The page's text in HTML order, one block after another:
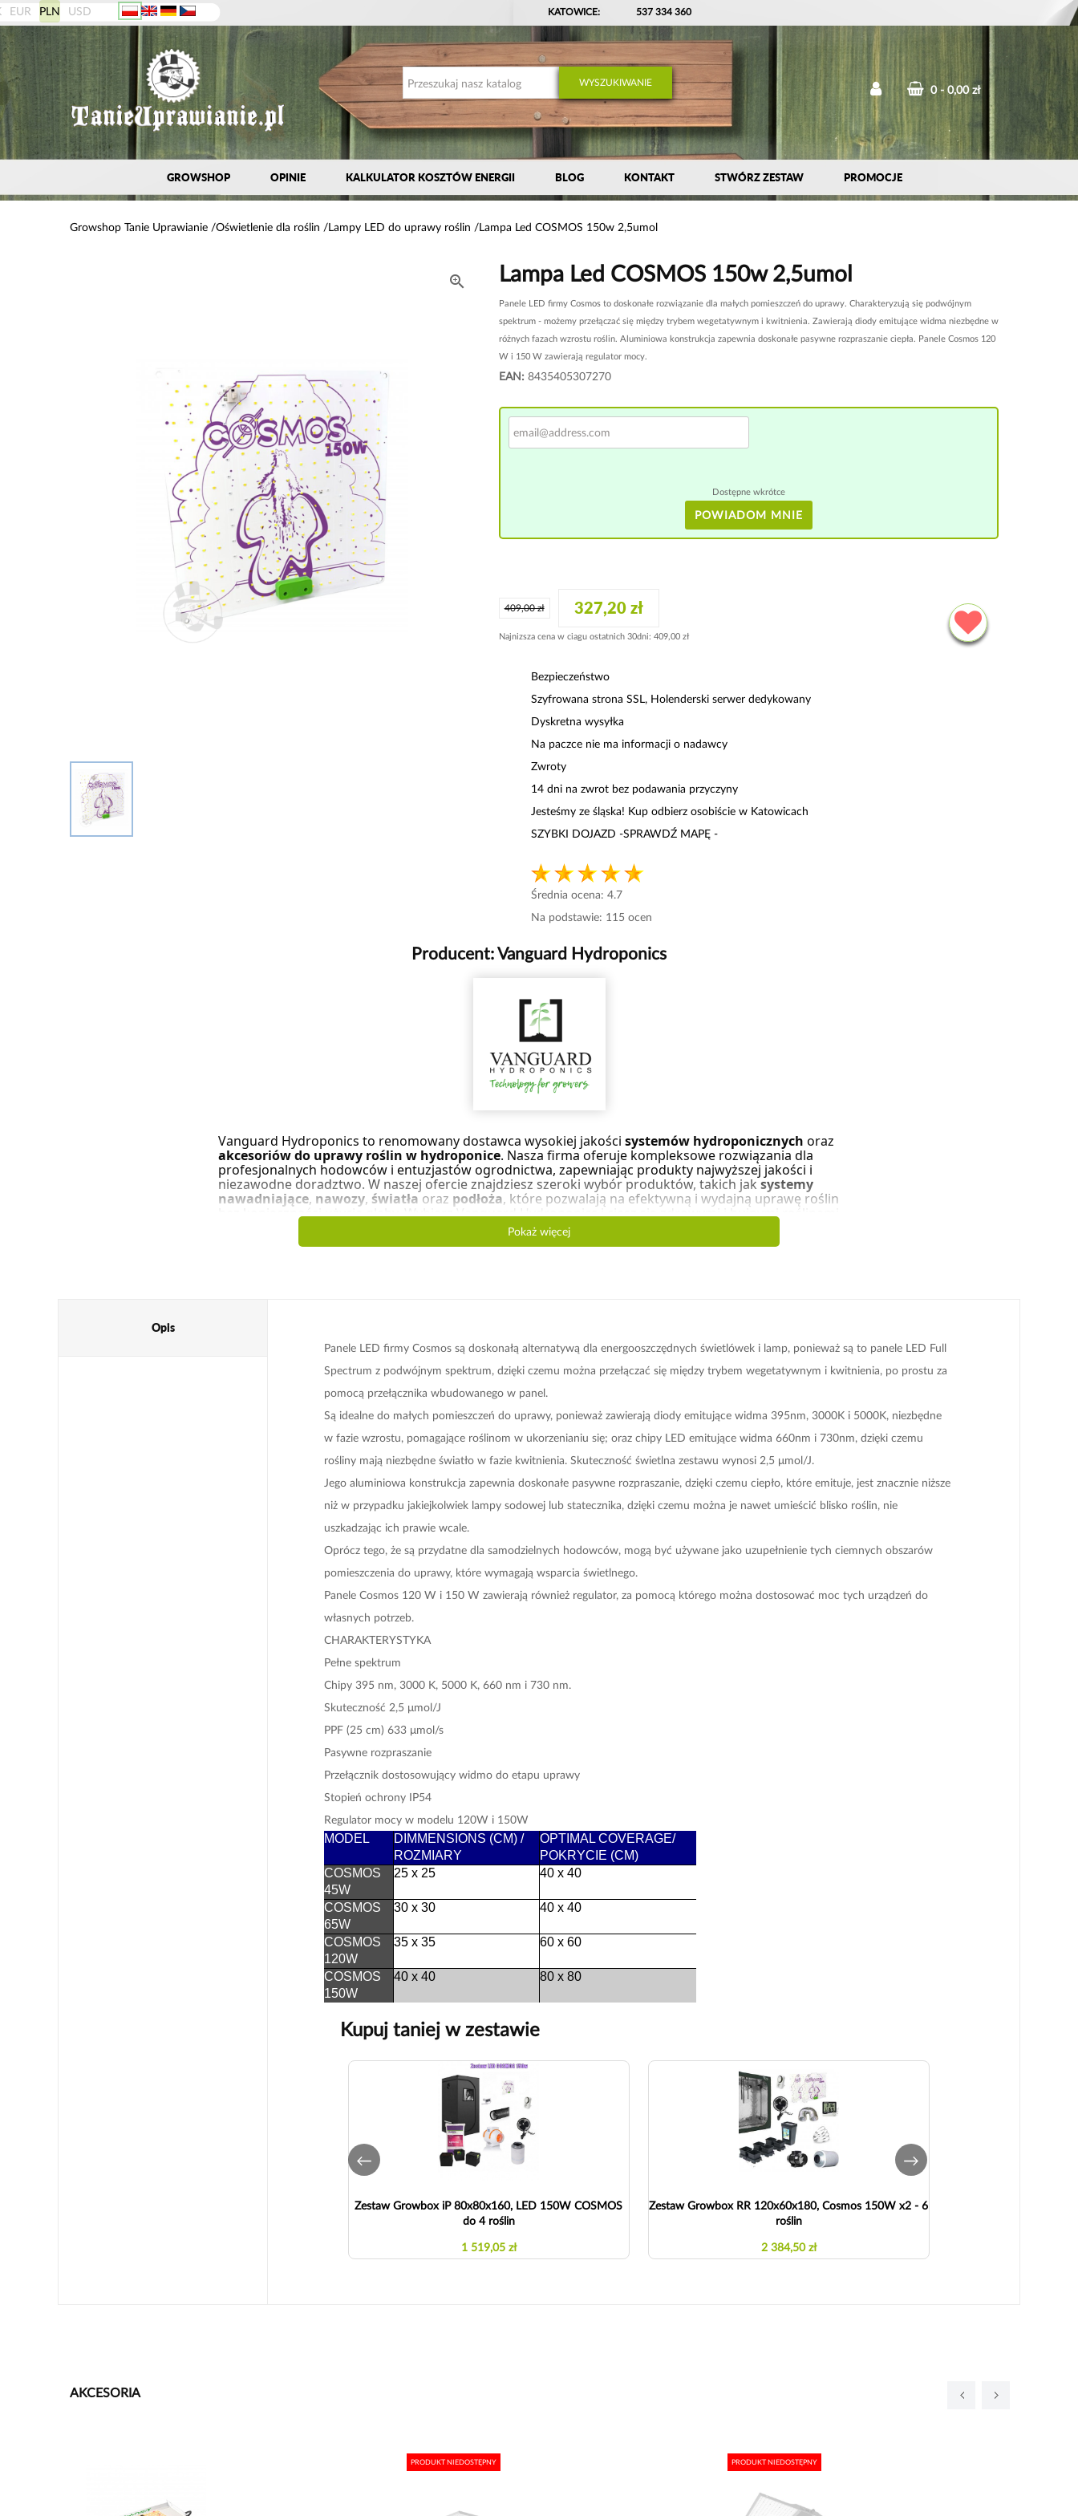
EUR PLN USD KATOWICE: 537 334 360
WYSZUKIWANIE
0 0,00 zł
GROWSHOP OPINIE KALKULATOR KOSZTÓW ENERGII BLOG KONTAKT STWÓRZ ZESTAW PROMOCJE
Growshop Tanie Uprawianie Oświetlenie dla roślin Lampy LED do uprawy roślin Lampa Led COSMOS 150w 2,5umol
 Lampa Led COSMOS 150w 2,5umol
Panele LED firmy Cosmos to doskonałe rozwiązanie dla małych pomieszczeń do uprawy. Charakteryzują się podwójnym
spektrum - możemy przełączać się między trybem wegetatywnym i kwitnienia. Zawierają diody emitujące widma niezbędne w
różnych fazach wzrostu roślin. Aluminiowa konstrukcja zapewnia doskonałe pasywne rozpraszanie ciepła. Panele Cosmos 120
W i 150 W zawierają regulator mocy.
EAN: 8435405307270
Dostępne wkrótce
POWIADOM MNIE
409,00 zł 327,20 zł
Najnizsza cena w ciagu ostatnich 30dni: 409,00 zł
Bezpieczeństwo
Szyfrowana strona SSL, Holenderski serwer dedykowany
Dyskretna wysyłka
Na paczce nie ma informacji o nadawcy
Zwroty
14 dni na zwrot bez podawania przyczyny
Jesteśmy ze śląska! Kup odbierz osobiście w Katowicach
SZYBKI DOJAZD -SPRAWDŹ MAPĘ -
Średnia ocena: 4.7
Na podstawie: 115 ocen
Producent:Vanguard Hydroponics
Vanguard Hydroponics to renomowany dostawca wysokiej jakości systemów hydroponicznych oraz
akcesoriów do uprawy roślin w hydroponice. Nasza firma oferuje kompleksowe rozwiązania dla
profesjonalnych hodowców i entuzjastów ogrodnictwa, zapewniając produkty najwyższej jakości i
niezawodne doradztwo. W naszej ofercie znajdziesz szeroki wybór produktów, takich jaksystemy
nawadniające, nawozy, światłaoraz podłoża, które pozwalają na efektywną i wydajną uprawę roślin
bez konieczności użycia gleby. Wybierz Vanguard Hydroponics i ciesz się zdrowymi i bujnymi roślinami
Pokaż więcej
Opis
Panele LED firmy Cosmos są doskonałą alternatywą dla energooszczędnych świetlówek i lamp, ponieważ są to panele LED Full
Spectrum z podwójnym spektrum, dzięki czemu można przełączać się między trybem wegetatywnym i kwitnienia, po prostu za
pomocą przełącznika wbudowanego w panel.
Są idealne do małych pomieszczeń do uprawy, ponieważ zawierają diody emitujące widma 395nm, 3000K i 5000K, niezbędne
w fazie wzrostu, pomagające roślinom w ukorzenianiu się; oraz chipy LED emitujące widma 660nm i 730nm, dzięki czemu
rośliny mają niezbędne światło w fazie kwitnienia. Skuteczność świetlna zestawu wynosi 2,5 μmol/J.
Jego aluminiowa konstrukcja zapewnia doskonałe pasywne rozpraszanie, dzięki czemu ciepło, które emituje, jest znacznie niższe
niż w przypadku jakiejkolwiek lampy sodowej lub statecznika, dzięki czemu można je nawet umieścić blisko roślin, nie
uszkadzając ich prawie wcale.
Oprócz tego, że są przydatne dla samodzielnych hodowców, mogą być używane jako uzupełnienie tych ciemnych obszarów
pomieszczenia do uprawy, które wymagają wsparcia świetlnego.
Panele Cosmos 120 W i 150 W zawierają również regulator, za pomocą którego można dostosować moc tych urządzeń do
własnych potrzeb.
CHARAKTERYSTYKA
Pełne spektrum
Chipy 395 nm, 3000 K, 5000 K, 660 nm i 730 nm.
Skuteczność 2,5 μmol/J
PPF (25 cm) 633 μmol/s
Pasywne rozpraszanie
Przełącznik dostosowujący widmo do etapu uprawy
Stopień ochrony IP54
Regulator mocy w modelu 120W i 150W
MODEL
DIMMENSIONS (CM) /
ROZMIARY
OPTIMAL COVERAGE/
POKRYCIE (CM)
COSMOS
45W
25 x 25 40 x 40
COSMOS
65W
30 x 30 40 x 40
COSMOS
120W
35 x 35 60 x 60
COSMOS
150W
40 x 40 80 x 80
Kupuj taniej w zestawie
Zestaw Growbox iP 80x80x160, LED 150W COSMOS
do 4 roślin
1 519,05 zł
Zestaw Growbox RR 120x60x180, Cosmos 150W x2 - 6
roślin
2 384,50 zł
AKCESORIA
PRODUKT NIEDOSTĘPNY PRODUKT NIEDOSTĘPNY